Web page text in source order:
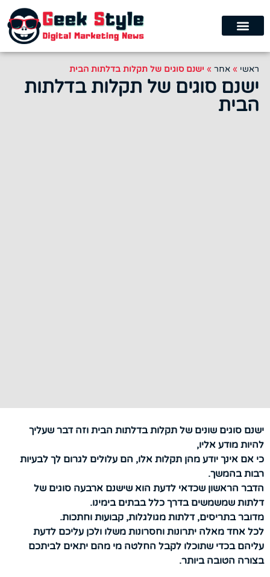
ראשי » אחר » ישנם סוגים של תקלות בדלתות הבית
ישנם סוגים של תקלות בדלתות
הבית
ישנם סוגים שונים של תקלות בדלתות הבית וזה דבר שעליך
להיות מודע אליו,
כי אם אינך יודע מהן תקלות אלו, הם עלולים לגרום לך לבעיות
רבות בהמשך.
הדבר הראשון שכדאי לדעת הוא שישנם ארבעה סוגים של
דלתות שמשמשים בדרך כלל בבתים בימינו.
מדובר בתריסים, דלתות מגולגלות, קבועות וחתכות.
לכל אחד מאלה יתרונות וחסרונות משלו ולכן עליכם לדעת
עליהם בכדי שתוכלו לקבל החלטה מי מהם יתאים לביתכם
בצורה הטובה ביותר.